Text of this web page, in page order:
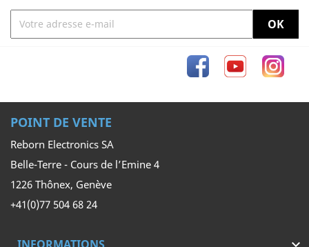
FacebookYouTube
POINT DE VENTE
Reborn Electronics SA
Belle-Terre - Cours de l’Emine 4
1226 Thônex, Genève
+41(0)77 504 68 24